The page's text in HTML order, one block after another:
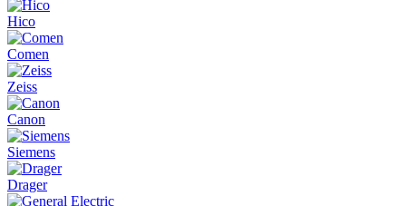
Hico
Comen
Zeiss
Canon
Siemens
Drager